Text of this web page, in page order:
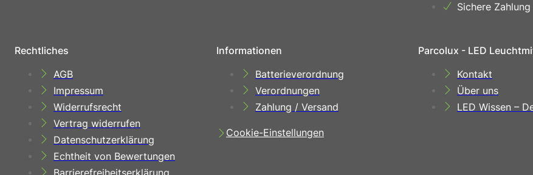
Sichere
Rechtliches
AGB
Impressum
Widerrufsrecht
Vertrag widerrufen
Datenschutzerklärung
Echtheit von Bewertungen
Informationen
Batterieverordnung
Verordnungen
Zahlung / Versand
Cookie-Einstellungen
Parcolux - LED
Kontakt
Über uns
LED Wissen –